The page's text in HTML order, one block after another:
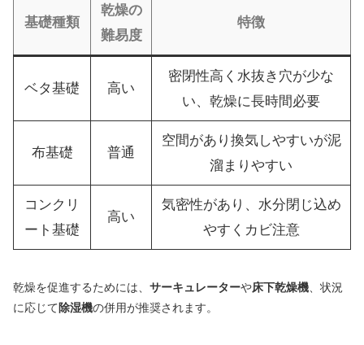
基礎種類
乾燥の
難易度
特徴
ベタ基礎 高い
密閉性高く水抜き穴が少な
い、乾燥に長時間必要
布基礎 普通
空間があり換気しやすいが泥
溜まりやすい
コンクリ
ート基礎
高い
気密性があり、水分閉じ込め
やすくカビ注意
乾燥を促進するためには、 サーキュレーターや床下乾燥機、状況
に応じて除湿機の併用が推奨されます。